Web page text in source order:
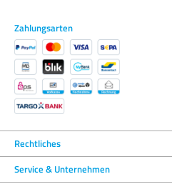
Zahlungsarten
Rechtliches
Service & Unternehmen